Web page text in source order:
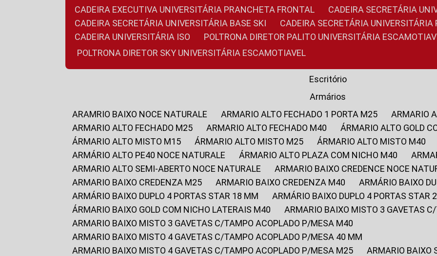
CADEIRA EXECUTIVA UNIVERSITÁRIA PRANCHETA FRONTAL
CADEIRA SECRETÁRIA
CADEIRA SECRETÁRIA UNIVERSITÁRIA BASE SKI
CADEIRA SECRETÁRIA
CADEIRA UNIVERSITÁRIA ISO
POLTRONA DIRETOR PALITO UNIVERSITÁRIA
POLTRONA DIRETOR SKY UNIVERSITÁRIA ESCAMOTIAVEL
Escritório
Armários
ARAMRIO BAIXO NOCE NATURALE
ARMARIO ALTO FECHADO 1 PORTA M25
ARMARIO
ARMARIO ALTO FECHADO M25
ARMARIO ALTO FECHADO M40
ÁRMARIO ALTO GOLD
ÁRMARIO ALTO MISTO M15
ÁRMARIO ALTO MISTO M25
ÁRMARIO ALTO MISTO M40
ARMÁRIO ALTO PE40 NOCE NATURALE
ÁRMARIO ALTO PLAZA COM NICHO M40
ARMARIO ALTO SEMI-ABERTO NOCE NATURALE
ARMARIO BAIXO CREDENCE NOCE
ARMARIO BAIXO CREDENZA M25
ARMARIO BAIXO CREDENZA M40
ARMÁRIO BAIXO
ARMÁRIO BAIXO DUPLO 4 PORTAS STAR 18 MM
ARMÁRIO BAIXO DUPLO 4 PORTAS STAR
ÁRMARIO BAIXO GOLD COM NICHO LATERAIS M40
ARMARIO BAIXO MISTO 3 GAVETAS
ARMARIO BAIXO MISTO 3 GAVETAS C/TAMPO ACOPLADO P/MESA M40
ARMARIO BAIXO MISTO 4 GAVETAS C/TAMPO ACOPLADO P/MESA 40 MM
ARMARIO BAIXO MISTO 4 GAVETAS C/TAMPO ACOPLADO P/MESA M25
ARMARIO